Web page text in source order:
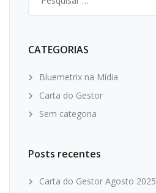
por:
CATEGORIAS
Bluemetrix na Mídia
Carta do Gestor
Sem categoria
Posts recentes
Carta do Gestor Agosto 2025